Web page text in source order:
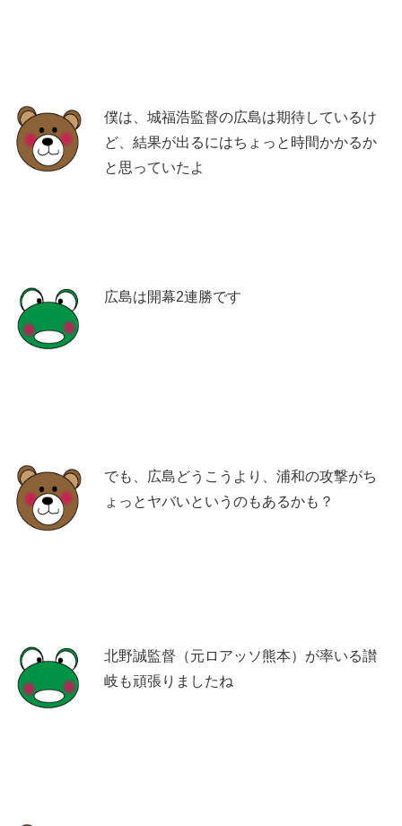
僕は、城福浩監督の広島は期待しているけ
ど、結果が出るにはちょっと時間かかるか
と思っていたよ
広島は開幕2連勝です
でも、広島どうこうより、浦和の攻撃がち
ょっとヤバいというのもあるかも？
北野誠監督（元ロアッソ熊本）が率いる讃
岐も頑張りましたね